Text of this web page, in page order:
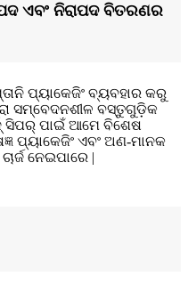
ଏବଂ ନିରାପଦ ବିତରଣର
ପ୍ୟାକେଜିଂ ବ୍ୟବହାର କରୁ
ସମ୍ବେଦନଶୀଳ ବସ୍ତୁଗୁଡ଼ିକ
ସିପର୍ ପାଇଁ ଆମେ ବିଶେଷ
ପ୍ୟାକେଜିଂ ଏବଂ ଅଣ-ମାନକ
ନେଇପାରେ |